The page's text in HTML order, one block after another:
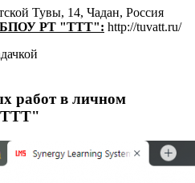
Тувы, 14, Чадан, Россия
РТ "ТТТ": http://tuvatt.ru/
работ в личном